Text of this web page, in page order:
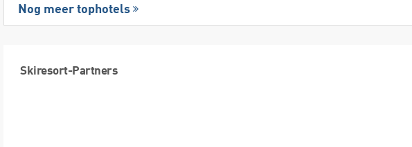
Nog meer tophotels
Skiresort-Partners